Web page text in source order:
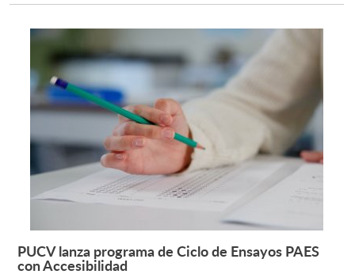
Leer más +
PUCV lanza programa de Ciclo de Ensayos PAES
con Accesibilidad